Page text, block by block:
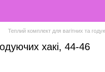
Теплий комплект для вагітних та
хакі, 44-46